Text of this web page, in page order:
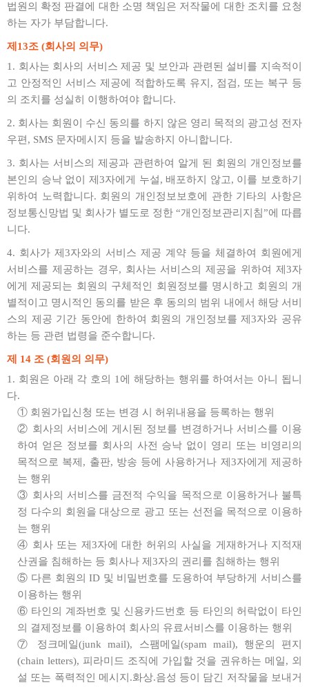
법원의 확정 판결에 대한 소명 책임은 저작물에 대한 조치를 요청
하는 자가 부담합니다.
제13조 (회사의 의무)
1. 회사는 회사의 서비스 제공 및 보안과 관련된 설비를 지속적이
고 안정적인 서비스 제공에 적합하도록 유지, 점검, 또는 복구 등
의 조치를 성실히 이행하여야 합니다.
2. 회사는 회원이 수신 동의를 하지 않은 영리 목적의 광고성 전자
우편, SMS 문자메시지 등을 발송하지 아니합니다.
3. 회사는 서비스의 제공과 관련하여 알게 된 회원의 개인정보를
본인의 승낙 없이 제3자에게 누설, 배포하지 않고, 이를 보호하기
위하여 노력합니다. 회원의 개인정보보호에 관한 기타의 사항은
정보통신망법 및 회사가 별도로 정한 “개인정보관리지침”에 따릅
니다.
4. 회사가 제3자와의 서비스 제공 계약 등을 체결하여 회원에게
서비스를 제공하는 경우, 회사는 서비스의 제공을 위하여 제3자
에게 제공되는 회원의 구체적인 회원정보를 명시하고 회원의 개
별적이고 명시적인 동의를 받은 후 동의의 범위 내에서 해당 서비
스의 제공 기간 동안에 한하여 회원의 개인정보를 제3자와 공유
하는 등 관련 법령을 준수합니다.
제 14 조 (회원의 의무)
1. 회원은 아래 각 호의 1에 해당하는 행위를 하여서는 아니 됩니
다.
① 회원가입신청 또는 변경 시 허위내용을 등록하는 행위
② 회사의 서비스에 게시된 정보를 변경하거나 서비스를 이용
하여 얻은 정보를 회사의 사전 승낙 없이 영리 또는 비영리의
목적으로 복제, 출판, 방송 등에 사용하거나 제3자에게 제공하
는 행위
③ 회사의 서비스를 금전적 수익을 목적으로 이용하거나 불특
정 다수의 회원을 대상으로 광고 또는 선전을 목적으로 이용하
는 행위
④ 회사 또는 제3자에 대한 허위의 사실을 게재하거나 지적재
산권을 침해하는 등 회사나 제3자의 권리를 침해하는 행위
⑤ 다른 회원의 ID 및 비밀번호를 도용하여 부당하게 서비스를
이용하는 행위
⑥ 타인의 계좌번호 및 신용카드번호 등 타인의 허락없이 타인
의 결제정보를 이용하여 회사의 유료서비스를 이용하는 행위
⑦ 정크메일(junk mail), 스팸메일(spam mail), 행운의 편지
(chain letters), 피라미드 조직에 가입할 것을 권유하는 메일, 외
설 또는 폭력적인 메시지.화상.음성 등이 담긴 저작물을 보내거